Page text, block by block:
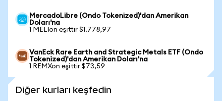
MercadoLibre (Ondo Tokenized)'dan Amerikan
Doları'na
1 MELIon eşittir $1.778,97
VanEck Rare Earth and Strategic Metals ETF (Ondo
Tokenized)'dan Amerikan Doları'na
1 REMXon eşittir $73,59
Diğer kurları keşfedin